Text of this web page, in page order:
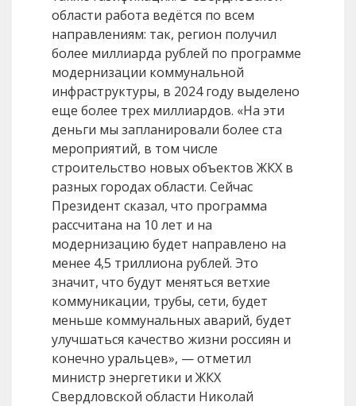
области работа ведётся по всем
направлениям: так, регион получил
более миллиарда рублей по программе
модернизации коммунальной
инфраструктуры, в 2024 году выделено
еще более трех миллиардов. «На эти
деньги мы запланировали более ста
мероприятий, в том числе
строительство новых объектов ЖКХ в
разных городах области. Сейчас
Президент сказал, что программа
рассчитана на 10 лет и на
модернизацию будет направлено на
менее 4,5 триллиона рублей. Это
значит, что будут меняться ветхие
коммуникации, трубы, сети, будет
меньше коммунальных аварий, будет
улучшаться качество жизни россиян и
конечно уральцев», — отметил
министр энергетики и ЖКХ
Свердловской области Николай